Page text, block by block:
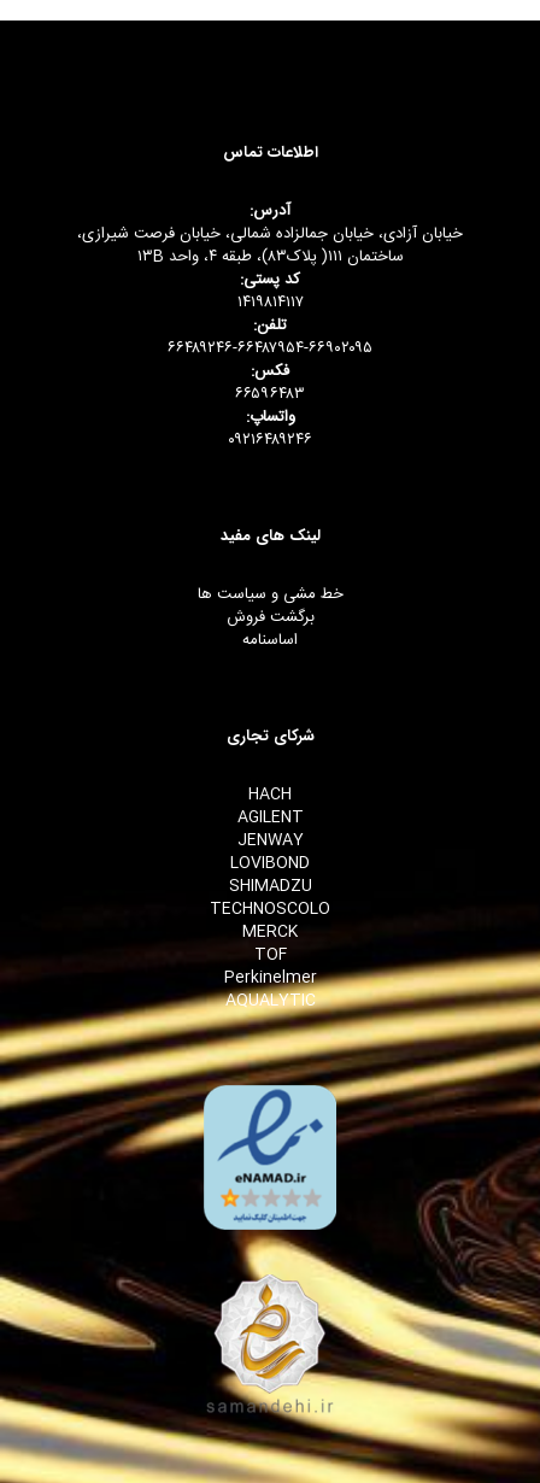
اطلاعات تماس
آدرس:
خیابان آزادی، خیابان جمالزاده شمالی، خیابان فرصت شیرازی،
ساختمان ۱۱۱( پلاک۸۳)، طبقه ۴، واحد ۱۳B
کد پستی:
۱۴۱۹۸۱۴۱۱۷
تلفن:
۶۶۴۸۹۲۴۶-۶۶۴۸۷۹۵۴-۶۶۹۰۲۰۹۵
فکس:
۶۶۵۹۶۴۸۳
واتساپ:
۰۹۲۱۶۴۸۹۲۴۶
لینک های مفید
خط مشی و سیاست ها
برگشت فروش
اساسنامه
شرکای تجاری
HACH
AGILENT
JENWAY
LOVIBOND
SHIMADZU
TECHNOSCOLO
MERCK
TOF
Perkinelmer
AQUALYTIC